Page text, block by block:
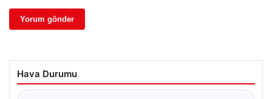
Hava Durumu